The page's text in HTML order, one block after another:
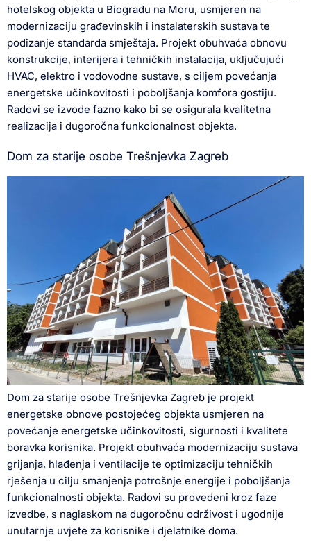
hotelskog objekta u Biogradu na Moru, usmjeren na
modernizaciju građevinskih i instalaterskih sustava te
podizanje standarda smještaja. Projekt obuhvaća obnovu
konstrukcije, interijera i tehničkih instalacija, uključujući
HVAC, elektro i vodovodne sustave, s ciljem povećanja
energetske učinkovitosti i poboljšanja komfora gostiju.
Radovi se izvode fazno kako bi se osigurala kvalitetna
realizacija i dugoročna funkcionalnost objekta.
Dom za starije osobe Trešnjevka Zagreb
Dom za starije osobe Trešnjevka Zagreb je projekt
energetske obnove postojećeg objekta usmjeren na
povećanje energetske učinkovitosti, sigurnosti i kvalitete
boravka korisnika. Projekt obuhvaća modernizaciju sustava
grijanja, hlađenja i ventilacije te optimizaciju tehničkih
rješenja u cilju smanjenja potrošnje energije i poboljšanja
funkcionalnosti objekta. Radovi su provedeni kroz faze
izvedbe, s naglaskom na dugoročnu održivost i ugodnije
unutarnje uvjete za korisnike i djelatnike doma.